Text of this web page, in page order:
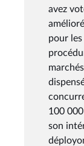
avez
pour
100
son